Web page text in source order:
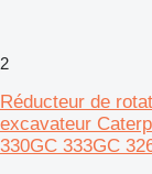
2
Réducteur de
excavateur
330GC 333GC